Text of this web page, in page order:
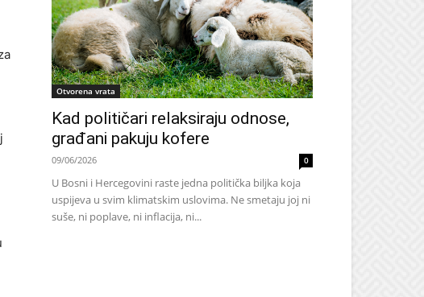
Otvorena vrata
Kad političari relaksiraju odnose,
građani pakuju kofere
09/06/2026 0
U Bosni i Hercegovini raste jedna politička biljka koja
uspijeva u svim klimatskim uslovima. Ne smetaju joj ni
suše, ni poplave, ni inflacija, ni...